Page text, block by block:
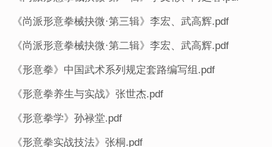
《尚派形意拳械抉微·第三辑》李宏、武高辉.pdf
《尚派形意拳械抉微·第二辑》李宏、武高辉.pdf
《形意拳》中国武术系列规定套路编写组.pdf
《形意拳养生与实战》张世杰.pdf
《形意拳学》孙禄堂.pdf
《形意拳实战技法》张桐.pdf